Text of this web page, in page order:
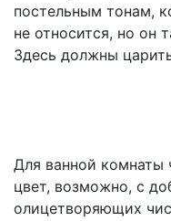
постельным тонам,
не относится, но он
Здесь должны
Для ванной комнаты
цвет, возможно, с
олицетворяющих